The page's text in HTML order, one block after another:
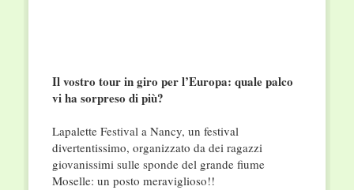
Il vostro tour in giro per l’Europa: quale palco
vi ha sorpreso di più?
Lapalette Festival a Nancy, un festival
divertentissimo, organizzato da dei ragazzi
giovanissimi sulle sponde del grande fiume
Moselle: un posto meraviglioso!!